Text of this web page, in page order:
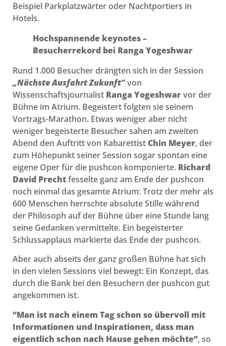
Beispiel Parkplatzwärter oder Nachtportiers in
Hotels.
Hochspannende keynotes –
Besucherrekord bei Ranga Yogeshwar
Rund 1.000 Besucher drängten sich in der Session
„Nächste Ausfahrt Zukunft“von
Wissenschaftsjournalist Ranga Yogeshwarvor der
Bühne im Atrium. Begeistert folgten sie seinem
Vortrags-Marathon. Etwas weniger aber nicht
weniger begeisterte Besucher sahen am zweiten
Abend den Auftritt von KabarettistChin Meyer, der
zum Höhepunkt seiner Session sogar spontan eine
eigene Oper für die pushcon komponierte. Richard
David Prechtfesselte ganz am Ende der pushcon
noch einmal das gesamte Atrium: Trotz der mehr als
600 Menschen herrschte absolute Stille während
der Philosoph auf der Bühne über eine Stunde lang
seine Gedanken vermittelte. Ein begeisterter
Schlussapplaus markierte das Ende der pushcon.
Aber auch abseits der ganz großen Bühne hat sich
in den vielen Sessions viel bewegt: Ein Konzept, das
durch die Bank bei den Besuchern der pushcon gut
angekommen ist.
“Man ist nach einem Tag schon so übervoll mit
Informationen und Inspirationen, dass man
eigentlich schon nach Hause gehen möchte”, so